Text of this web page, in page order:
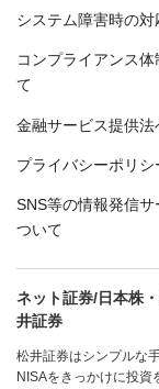
システム障害時の対
コンプライアンス
て
金融サービス提供法
プライバシーポリシ
SNS等の情報発信サ
ついて
ネット証券/日本株
井証券
松井証券はシンプルな
NISAをきっかけに投資